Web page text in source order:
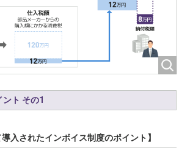
ト その1
入されたインボイス制度のポイント】